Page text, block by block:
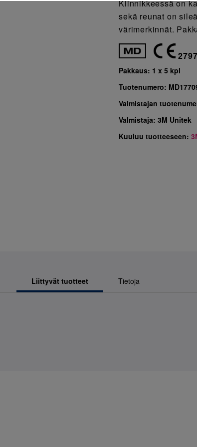
Kiinnikkeessä on
sekä reunat on
värimerkinnät.
Pakkaus: 1 x 5 kpl
Tuotenumero:
Valmistajan
Valmistaja:3M Unitek
Kuuluu tuotteeseen:
Liittyvät tuotteet Tietoja